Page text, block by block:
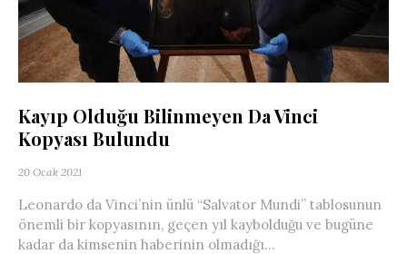
Kayıp Olduğu Bilinmeyen Da Vinci
Kopyası Bulundu
20 Ocak 2021
Leonardo da Vinci’nin ünlü “Salvator Mundi” tablosunun
önemli bir kopyasının, geçen yıl kaybolduğu ve bugüne
kadar da kimsenin haberinin olmadığı...